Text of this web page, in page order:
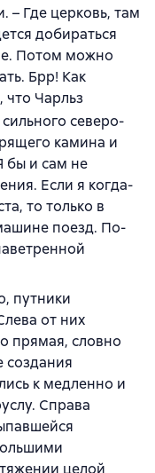
– Где церковь, там
добираться
Потом можно
Брр! Как
что Чарльз
северо-
камина и
бы и сам не
Если я когда-
то только в
поезд. По-
путники
от них
прямая, словно
создания
к медленно и
Справа
целой